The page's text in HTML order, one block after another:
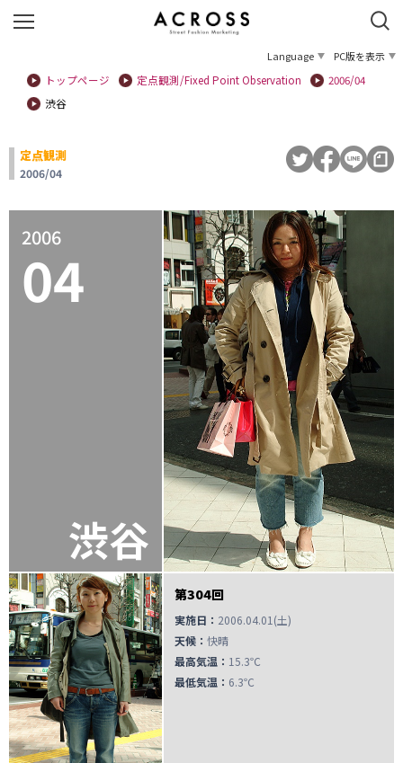
Language
PC版を表示
トップページ
定点観測/Fixed Point Observation
2006/04
渋谷
定点観測
2006/04
2006
04
渋谷
第304回
実施日： 2006.04.01(土)
天候： 快晴
最高気温： 15.3℃
最低気温： 6.3℃